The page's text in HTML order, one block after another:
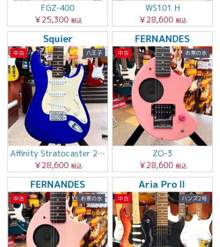
FGZ-400
￥25,300 税込
WS101 H
￥28,600 税込
Squier
中古 八王子
Affinity Stratocaster 2009年製
￥28,600 税込
FERNANDES
中古 お茶の水
ZO-3
￥28,600 税込
FERNANDES
中古 お茶の水
Aria ProⅡ
中古 ハンズ2号